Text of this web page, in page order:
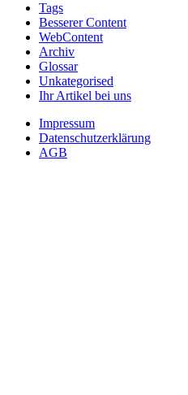
Tags
Besserer Content
WebContent
Archiv
Glossar
Unkategorised
Ihr Artikel bei uns
Impressum
Datenschutzerklärung
AGB